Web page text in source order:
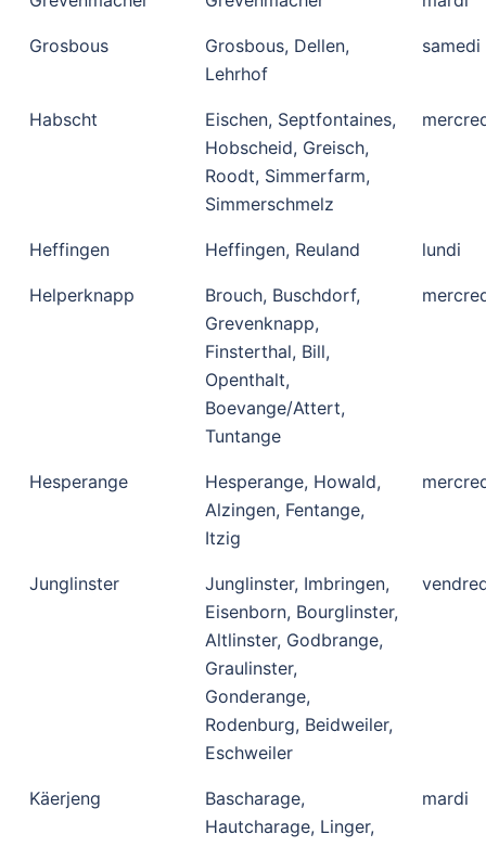
Grosbous
Grosbous, Dellen,
Lehrhof
samedi
Habscht
Eischen, Septfontaines,
Hobscheid, Greisch,
Roodt, Simmerfarm,
Simmerschmelz
Heffingen Heffingen, Reuland lundi
Helperknapp
Brouch, Buschdorf,
Grevenknapp,
Finsterthal, Bill,
Openthalt,
Boevange/Attert,
Tuntange
Hesperange
Hesperange, Howald,
Alzingen, Fentange,
Itzig
Junglinster
Junglinster, Imbringen,
Eisenborn, Bourglinster,
Altlinster, Godbrange,
Graulinster,
Gonderange,
Rodenburg, Beidweiler,
Eschweiler
Käerjeng
Bascharage,
Hautcharage, Linger,
mardi